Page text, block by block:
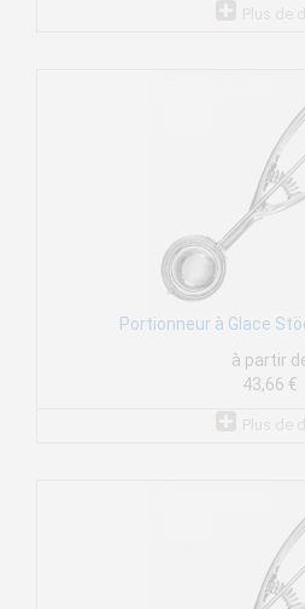
Portionneur à Glace
à partir
43,66 €